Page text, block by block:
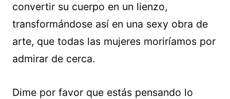
convertir su cuerpo en un lienzo,
transformándose así en una sexy obra de
arte, que todas las mujeres moriríamos por
admirar de cerca.
Dime por favor que estás pensando lo